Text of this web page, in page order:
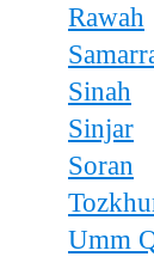
Rawah
Sinah
Sinjar
Soran
Umm